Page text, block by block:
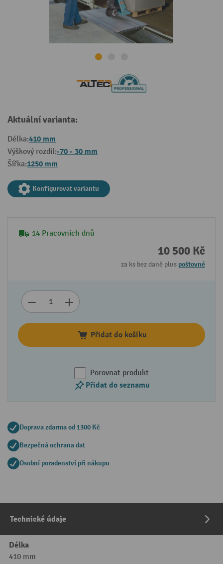
Aktuální varianta:
Délka:410 mm
Výškový rozdíl:-70 - 30 mm
Šířka:1250 mm
Konfigurovat variantu
14 Pracovních dnů
10 500 Kč
za ks bez daně plus poštovné
Přidat do košíku
Porovnat produkt
Přidat do seznamu
Doprava zdarma od 1300 Kč
Bezpečná ochrana dat
Osobní poradenství při nákupu
Technické údaje
Délka
410 mm